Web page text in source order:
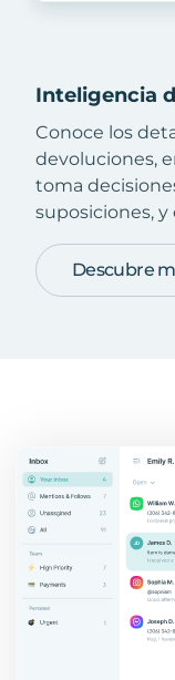
Inteligencia
Conoce los
devoluciones,
toma
suposiciones,
Descubre